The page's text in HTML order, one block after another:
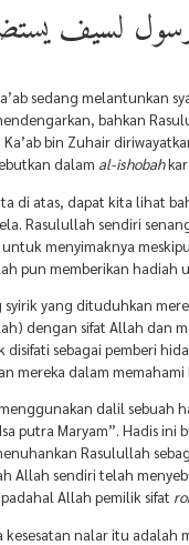
لسيف
sedang melantunkan
bahkan
bin Zuhair
dalam al-ishobah
di atas, dapat kita lihat
Rasulullah sendiri
untuk menyimaknya
pun memberikan hadiah
syirik yang dituduhkan
dengan sifat Allah dan
disifati sebagai pemberi
mereka dalam
dalil sebuah
putra Maryam”. Hadis
Rasulullah
Allah sendiri telah
Allah pemilik sifat
kesesatan nalar itu adalah